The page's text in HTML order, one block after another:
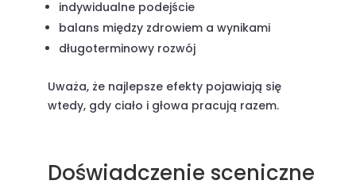
indywidualne podejście
balans między zdrowiem a wynikami
długoterminowy rozwój
Uważa, że najlepsze efekty pojawiają się
wtedy, gdy ciało i głowa pracują razem.
Doświadczenie sceniczne